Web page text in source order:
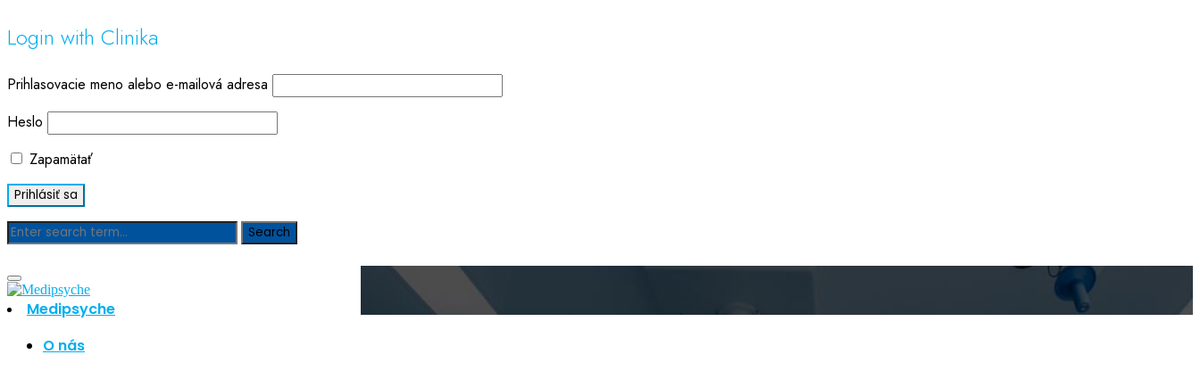
Login with Clinika
Prihlasovacie meno alebo e-mailová adresa
Heslo
Zapamätať
Medipsyche
O nás
Blog
Hľadať